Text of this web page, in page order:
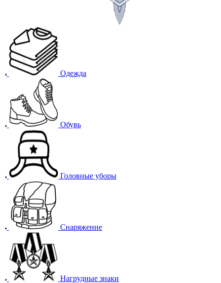
Одежда
Обувь
Головные уборы
Снаряжение
Нагрудные знаки